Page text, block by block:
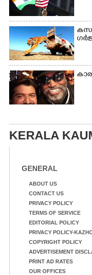
KERALA
GENERAL
ABOUT US
CONTACT US
PRIVACY POLICY
TERMS OF SERVICE
EDITORIAL POLICY
PRIVACY POLICY-
COPYRIGHT POLICY
ADVERTISEMENT
PRINT AD RATES
OUR OFFICES